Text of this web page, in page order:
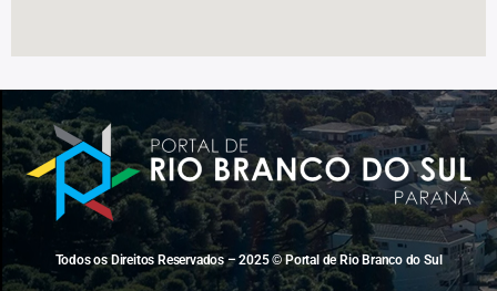
Todos os Direitos Reservados – 2025 © Portal de Rio Branco do Sul